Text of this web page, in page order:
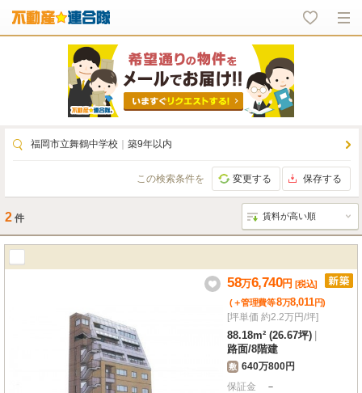
福岡市立舞鶴中学校 築9年以内
この検索条件を 変更する 保存する
2 件
58万6,740円 [税込]
(＋管理費等8万8,011円)
[坪単価 約2.2万円/坪]
88.18m² (26.67坪)
路面/8階建
敷 640万800円
保証金
－